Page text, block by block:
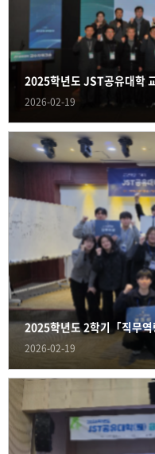
2025학년도 JST공유대학
2026-02-19
2025학년도 2학기「직무
2026-02-19